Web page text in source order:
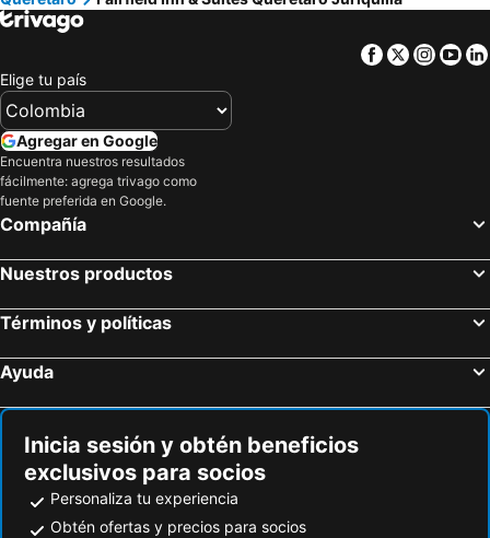
Facebook
Twitter
Elige tu país
Agregar en Google
Encuentra nuestros resultados
fácilmente: agrega trivago como
fuente preferida en Google.
Compañía
Nuestros productos
Términos y políticas
Ayuda
Inicia sesión y obtén beneficios
exclusivos para socios
Personaliza tu experiencia
Obtén ofertas y precios para socios